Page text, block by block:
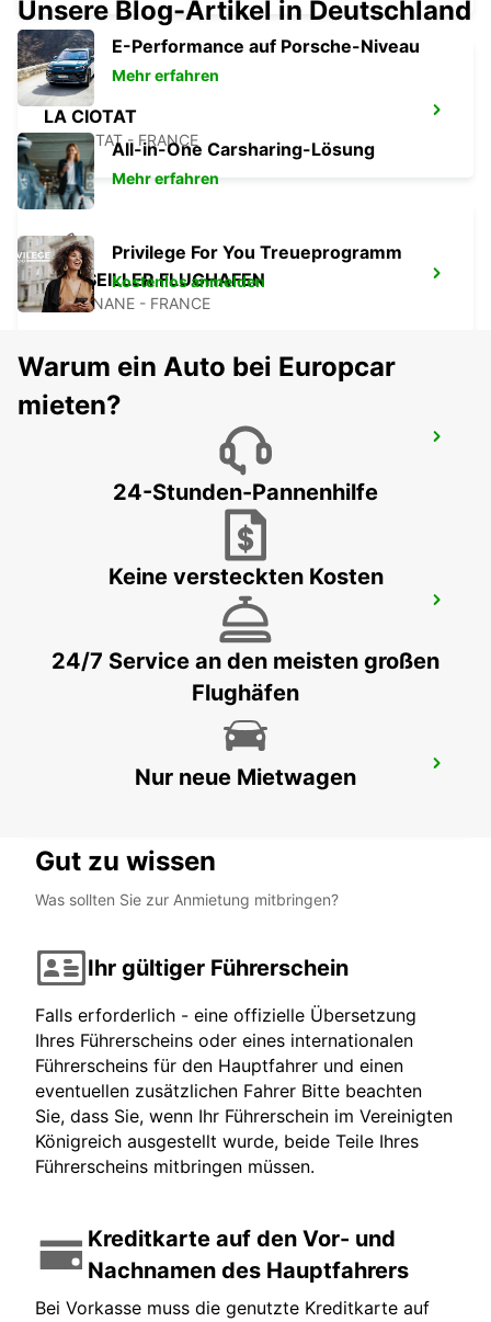
LA CIOTAT
LA CIOTAT - FRANCE
MARSEILLER FLUGHAFEN
MARIGNANE - FRANCE
AIX-EN-PROVENCE LA PIOLINE
AIX EN PROVENCE - FRANCE
AIX EN PROVENCE - FRANCE
Unsere Blog-Artikel in Deutschland
E-Performance auf Porsche-Niveau
Mehr erfahren
All-in-One Carsharing-Lösung
Mehr erfahren
Privilege For You Treueprogramm
Kostenlos anmelden
Warum ein Auto bei Europcar
mieten?
24-Stunden-Pannenhilfe
Keine versteckten Kosten
24/7 Service an den meisten großen
Flughäfen
Nur neue Mietwagen
Gut zu wissen
Was sollten Sie zur Anmietung mitbringen?
Ihr gültiger Führerschein
Falls erforderlich - eine offizielle Übersetzung
Ihres Führerscheins oder eines internationalen
Führerscheins für den Hauptfahrer und einen
eventuellen zusätzlichen Fahrer Bitte beachten
Sie, dass Sie, wenn Ihr Führerschein im Vereinigten
Königreich ausgestellt wurde, beide Teile Ihres
Führerscheins mitbringen müssen.
Kreditkarte auf den Vor- und
Nachnamen des Hauptfahrers
Bei Vorkasse muss die genutzte Kreditkarte auf